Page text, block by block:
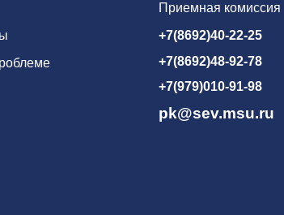
Приемная комиссия
+7(8692)40-22-25
+7(8692)48-92-78
+7(979)010-91-98
pk@sev.msu.ru